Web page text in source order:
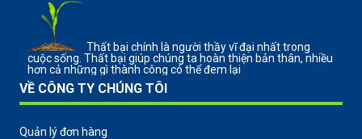
Thất bại chính là người thầy vĩ đại nhất trong
cuộc sống. Thất bại giúp chúng ta hoàn thiện bản thân, nhiều
hơn cả những gì thành công có thể đem lại
VỀ CÔNG TY CHÚNG TÔI
Quản lý đơn hàng